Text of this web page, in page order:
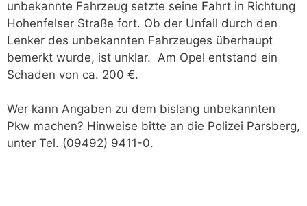
unbekannte Fahrzeug setzte seine Fahrt in Richtung
Hohenfelser Straße fort. Ob der Unfall durch den
Lenker des unbekannten Fahrzeuges überhaupt
bemerkt wurde, ist unklar. Am Opel entstand ein
Schaden von ca. 200 €.
Wer kann Angaben zu dem bislang unbekannten
Pkw machen? Hinweise bitte an die Polizei Parsberg,
unter Tel. (09492) 9411-0.